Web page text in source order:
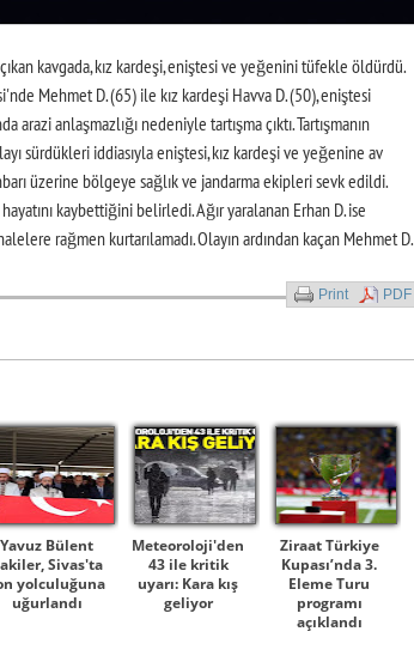
kavgada, kız kardeşi, eniştesi ve yeğenini tüfekle öldürdü.
Mehmet D. (65) ile kız kardeşi Havva D. (50), eniştesi
arazi anlaşmazlığı nedeniyle tartışma çıktı. Tartışmanın
sürdükleri iddiasıyla eniştesi, kız kardeşi ve yeğenine av
üzerine bölgeye sağlık ve jandarma ekipleri sevk edildi.
kaybettiğini belirledi. Ağır yaralanan Erhan D. ise
rağmen kurtarılamadı. Olayın ardından kaçan Mehmet D.
Print PDF
Yavuz Bülent
Sivas'ta
yolculuğuna
uğurlandı
Meteoroloji'den
43 ile kritik
uyarı: Kara kış
geliyor
Ziraat Türkiye
Kupası’nda 3.
Eleme Turu
programı
açıklandı